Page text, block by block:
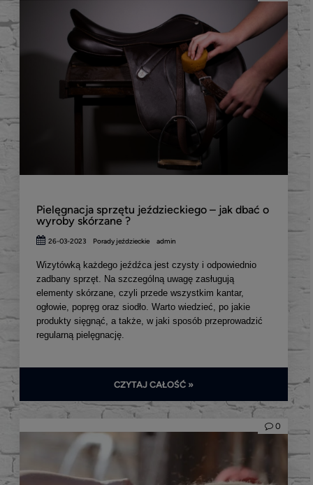
Pielęgnacja sprzętu jeździeckiego – jak dbać o
wyroby skórzane ?
26-03-2023 Porady jeździeckie admin
Wizytówką każdego jeźdźca jest czysty i odpowiednio
zadbany sprzęt. Na szczególną uwagę zasługują
elementy skórzane, czyli przede wszystkim kantar,
ogłowie, popręg oraz siodło. Warto wiedzieć, po jakie
produkty sięgnąć, a także, w jaki sposób przeprowadzić
regularną pielęgnację.
CZYTAJ CAŁOŚĆ »
0